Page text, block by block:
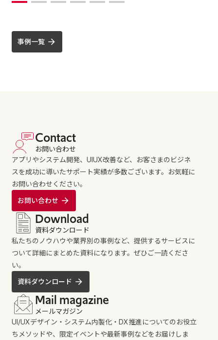
事例一覧
Contact
お問い合わせ
アプリやシステム開発、UIUX改善など、お客さまのビジネ
スを成功に導いたサポート実績が多数ございます。お気軽に
お問い合わせください。
お問い合わせ
Download
資料ダウンロード
私たちのノウハウや業界別の事例など、提供するサービスに
ついて詳細にまとめた資料になります。ぜひご一読くださ
い。
資料ダウンロード
Mail magazine
メールマガジン
UI/UXデザイン・システム内製化・DX推進についてのお役立
ちメソッドや、限定イベントや最新事例などをお届けしま